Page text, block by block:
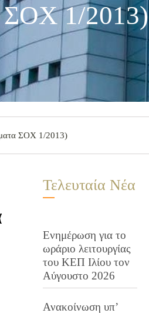
ΣΟΧ 1/2013)
ΣΟΧ 1/2013)
Τελευταία Νέα
Ενημέρωση για το
ωράριο λειτουργίας
του ΚΕΠ Ιλίου τον
Αύγουστο 2026
Ανακοίνωση υπ’